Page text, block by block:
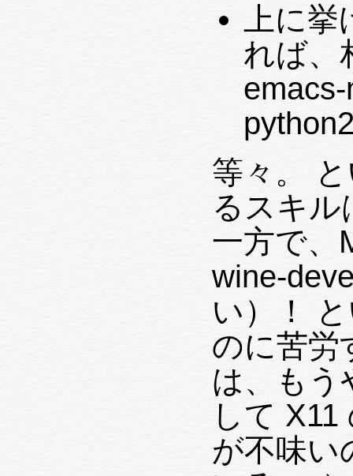
上に
れば、
等々。 という訣で、MacPorts に関す
るスキル
一方で、
wine-devel に拘りたい（
い）！ というオタク的欲求を抑える
のに苦労
は、もう
して
が不味い